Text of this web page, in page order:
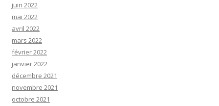
juin 2022
mai 2022
avril 2022
mars 2022
février 2022
janvier 2022
décembre 2021
novembre 2021
octobre 2021